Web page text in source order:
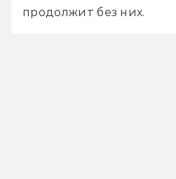
продолжит без них.